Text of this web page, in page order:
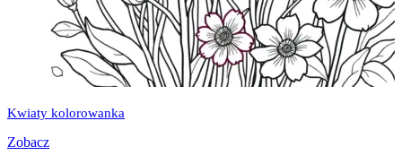
Kwiaty kolorowanka
Zobacz